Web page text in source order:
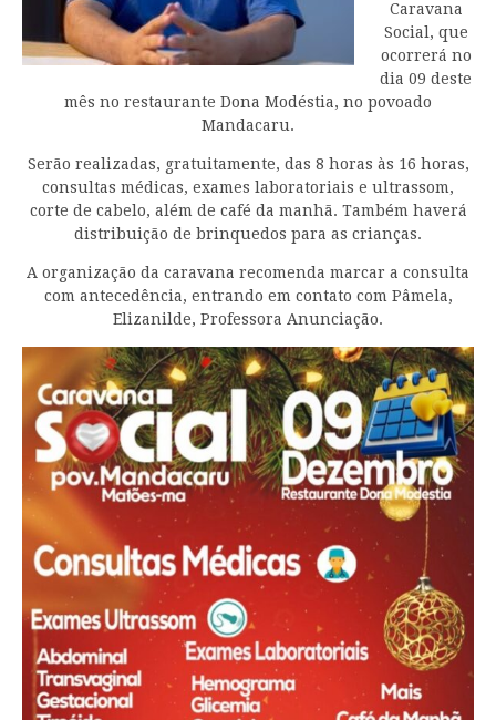
Caravana
Social, que
ocorrerá no
dia 09 deste
mês no restaurante Dona Modéstia, no povoado
Mandacaru.
Serão realizadas, gratuitamente, das 8 horas às 16 horas,
consultas médicas, exames laboratoriais e ultrassom,
corte de cabelo, além de café da manhã. Também haverá
distribuição de brinquedos para as crianças.
A organização da caravana recomenda marcar a consulta
com antecedência, entrando em contato com Pâmela,
Elizanilde, Professora Anunciação.